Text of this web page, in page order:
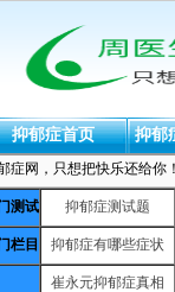
抑郁症首页 抑郁
症网，只想把快乐还给你
测试 抑郁症测试题
栏目 抑郁症有哪些症状
崔永元抑郁症真相